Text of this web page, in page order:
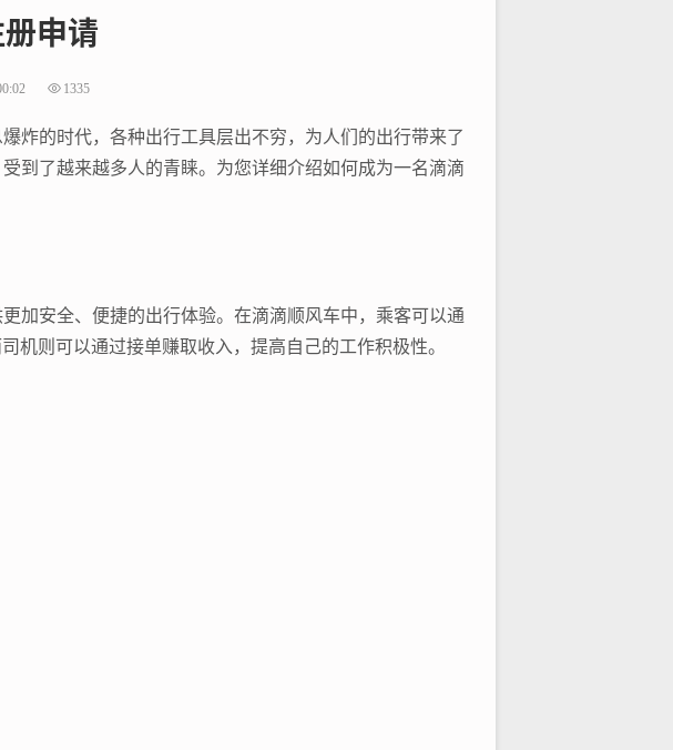
申请
1335
炸的时代，各种出行工具层出不穷，为人们的出行带来了
到了越来越多人的青睐。为您详细介绍如何成为一名滴滴
加安全、便捷的出行体验。在滴滴顺风车中，乘客可以通
则可以通过接单赚取收入，提高自己的工作积极性。